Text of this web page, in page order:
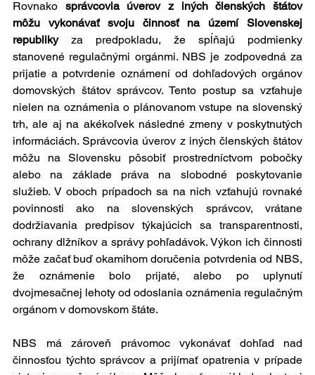
Rovnako správcovia úverov z iných členských štátov
môžu vykonávať svoju činnosť na území Slovenskej
republiky za predpokladu, že spĺňajú podmienky
stanovené regulačnými orgánmi. NBS je zodpovedná za
prijatie a potvrdenie oznámení od dohľadových orgánov
domovských štátov správcov. Tento postup sa vzťahuje
nielen na oznámenia o plánovanom vstupe na slovenský
trh, ale aj na akékoľvek následné zmeny v poskytnutých
informáciách. Správcovia úverov z iných členských štátov
môžu na Slovensku pôsobiť prostredníctvom pobočky
alebo na základe práva na slobodné poskytovanie
služieb. V oboch prípadoch sa na nich vzťahujú rovnaké
povinnosti ako na slovenských správcov, vrátane
dodržiavania predpisov týkajúcich sa transparentnosti,
ochrany dlžníkov a správy pohľadávok. Výkon ich činnosti
môže začať buď okamihom doručenia potvrdenia od NBS,
že oznámenie bolo prijaté, alebo po uplynutí
dvojmesačnej lehoty od odoslania oznámenia regulačným
orgánom v domovskom štáte.
NBS má zároveň právomoc vykonávať dohľad nad
činnosťou týchto správcov a prijímať opatrenia v prípade